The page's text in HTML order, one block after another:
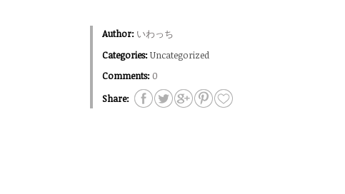
Author: いわっち
Categories:Uncategorized
Comments: 0
Share: